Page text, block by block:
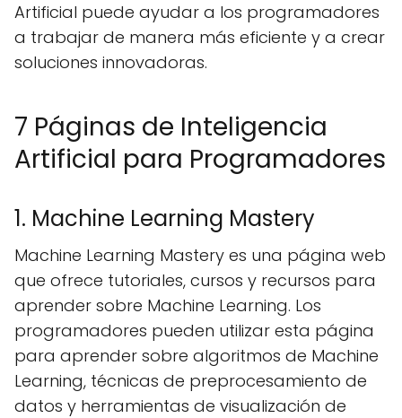
Artificial puede ayudar a los programadores
a trabajar de manera más eficiente y a crear
soluciones innovadoras.
7 Páginas de Inteligencia
Artificial para Programadores
1. Machine Learning Mastery
Machine Learning Mastery es una página web
que ofrece tutoriales, cursos y recursos para
aprender sobre Machine Learning. Los
programadores pueden utilizar esta página
para aprender sobre algoritmos de Machine
Learning, técnicas de preprocesamiento de
datos y herramientas de visualización de